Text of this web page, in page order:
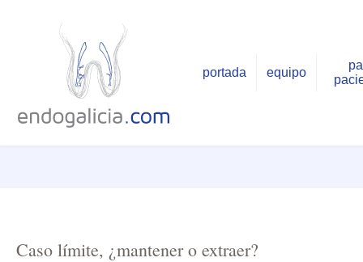
portada equipo
Caso límite, ¿mantener o extraer?